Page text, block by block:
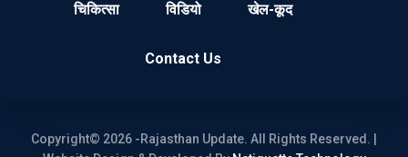
चिकित्सा विडियो खेल-कूद
Contact Us
Copyright© 2026 -Rajasthan Update. All Rights Reserved. |